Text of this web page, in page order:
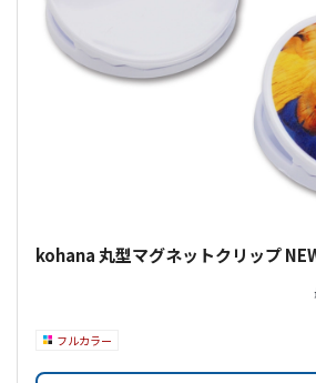
kohana 丸型マグネットクリップ
フルカラー